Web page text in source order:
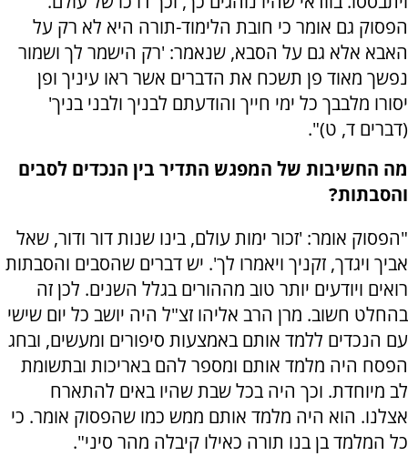
הפסוק גם אומר כי חובת הלימוד-תורה היא לא רק על
האבא אלא גם על הסבא, שנאמר: 'רק הישמר לך ושמור
נפשך מאוד פן תשכח את הדברים אשר ראו עיניך ופן
יסורו מלבבך כל ימי חייך והודעתם לבניך ולבני בניך'
(דברים ד, ט)".
מה החשיבות של המפגש התדיר בין הנכדים לסבים
והסבתות?
"הפסוק אומר: 'זכור ימות עולם, בינו שנות דור ודור, שאל
אביך ויגדך, זקניך ויאמרו לך'. יש דברים שהסבים והסבתות
רואים ויודעים יותר טוב מההורים בגלל השנים. לכן זה
בהחלט חשוב. מרן הרב אליהו זצ"ל היה יושב כל יום שישי
עם הנכדים ללמד אותם באמצעות סיפורים ומעשים, ובחג
הפסח היה מלמד אותם ומספר להם באריכות ובתשומת
לב מיוחדת. וכך היה בכל שבת שהיו באים להתארח
אצלנו. הוא היה מלמד אותם ממש כמו שהפסוק אומר. כי
כל המלמד בן בנו תורה כאילו קיבלה מהר סיני".